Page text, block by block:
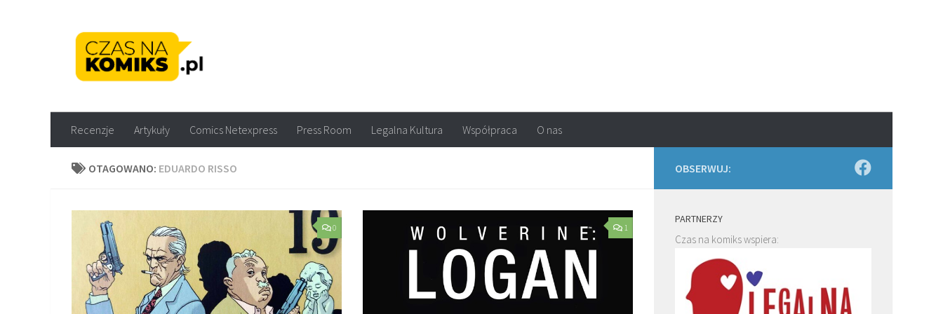
Recenzje Artykuły Comics Netexpress Press Room Legalna Kultura Współpraca O nas
OTAGOWANO: EDUARDO RISSO
0 1
OBSERWUJ:
PARTNERZY
Czas na komiks wspiera: